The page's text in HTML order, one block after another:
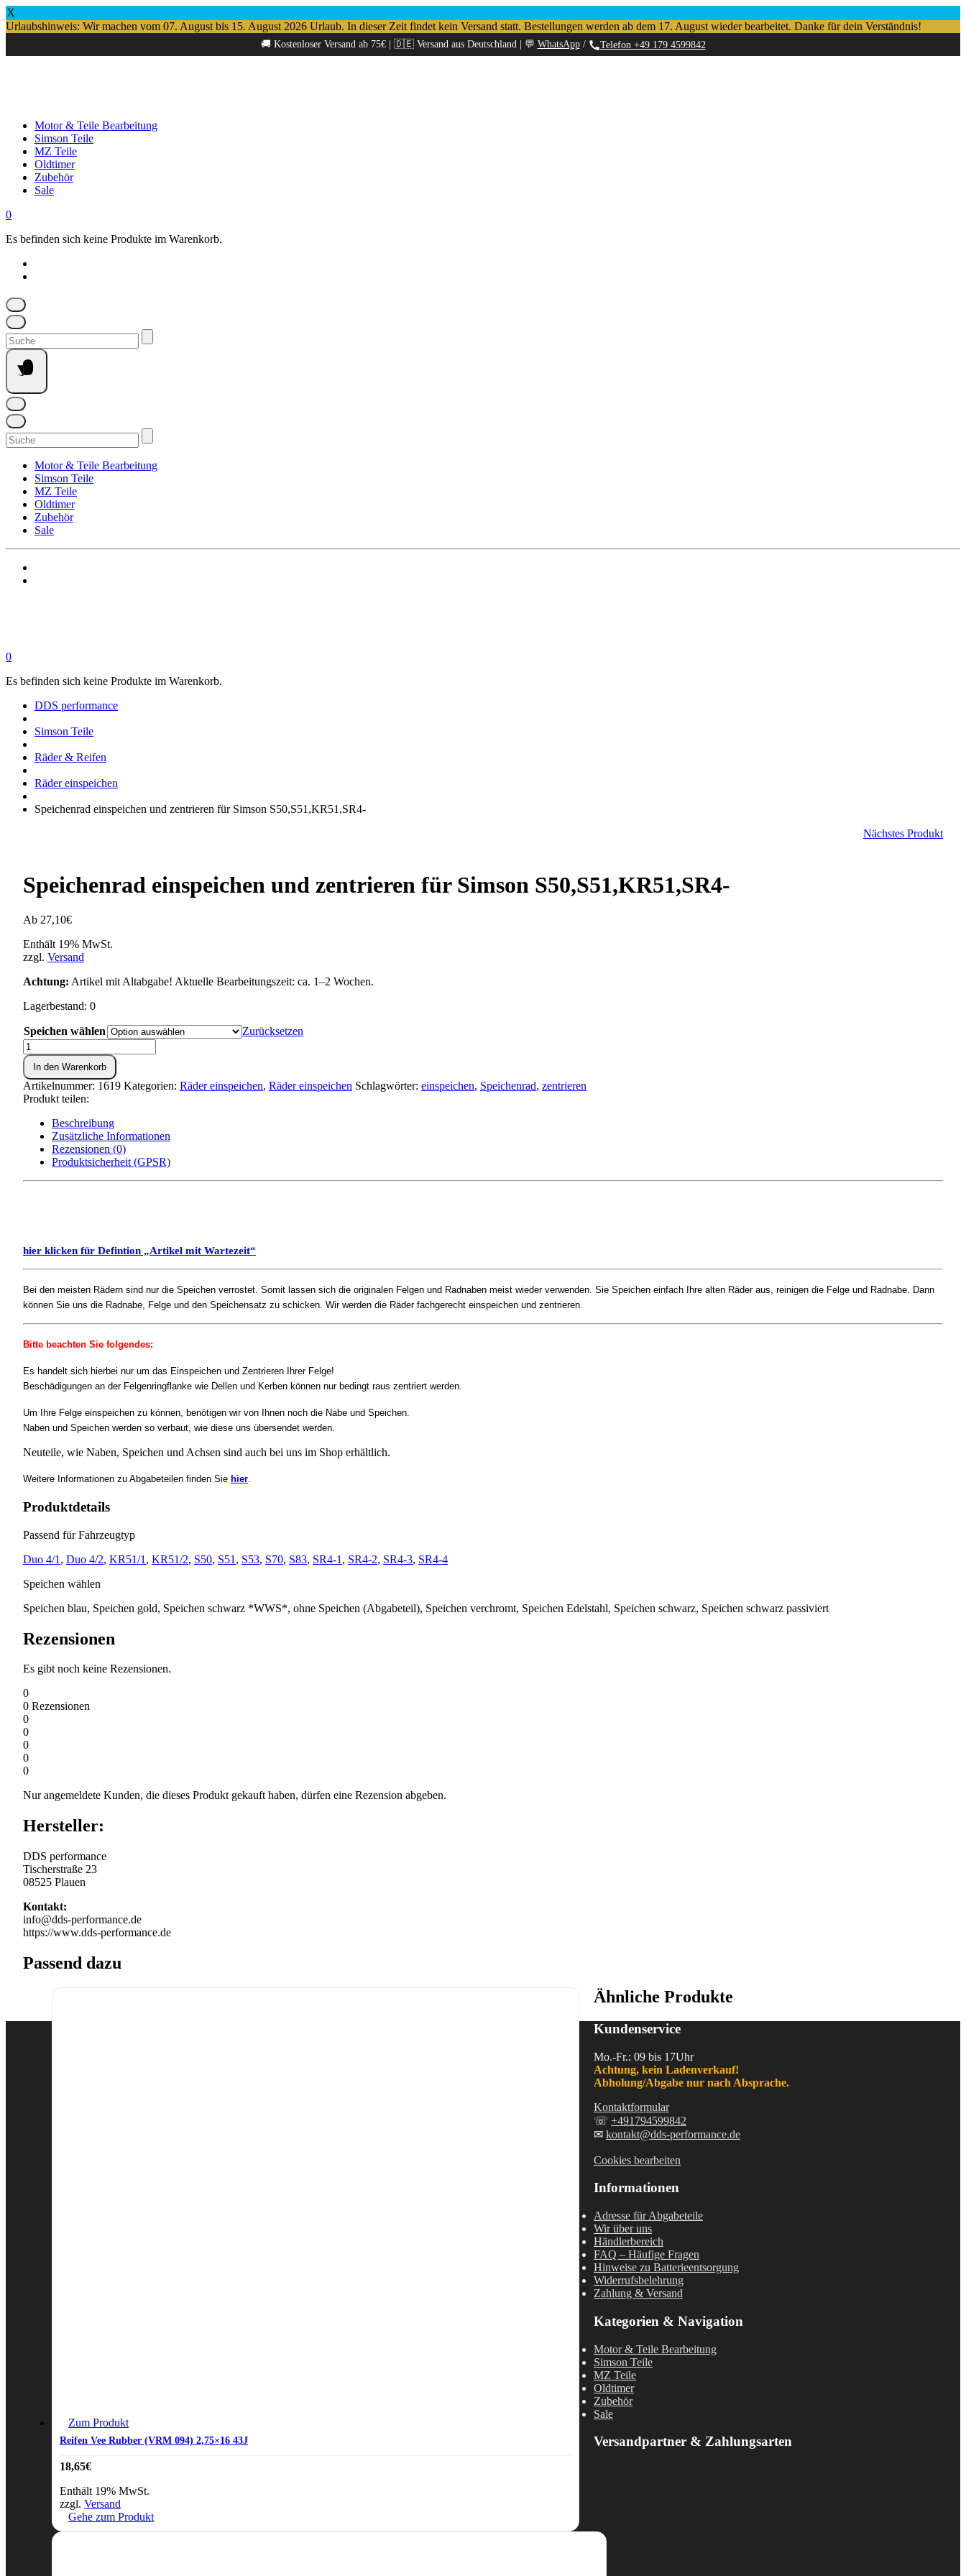
X
Urlaubshinweis: Wir machen vom 07. August bis 15. August 2026 Urlaub. In dieser Zeit findet kein Versand statt. Bestellungen werden ab dem 17. August wieder bearbeitet. Danke für dein Verständnis!
🚚 Kostenloser Versand ab 75€ | 🇩🇪 Versand aus Deutschland | 💬 WhatsApp/ Telefon +49 179 4599842
Motor & Teile Bearbeitung
Simson Teile
MZ Teile
Oldtimer
Zubehör
Sale
0
Es befinden sich keine Produkte im Warenkorb.
Suchen
nach:
Suchen
nach:
Motor & Teile Bearbeitung
Simson Teile
MZ Teile
Oldtimer
Zubehör
Sale
0
Es befinden sich keine Produkte im Warenkorb.
DDS performance
Simson Teile
Räder & Reifen
Räder einspeichen
Speichenrad einspeichen und zentrieren für Simson S50,S51,KR51,SR4-
Nächstes Produkt
Speichenrad einspeichen und zentrieren für Simson S50,S51,KR51,SR4-
Ab 27,10€
Enthält 19% MwSt.
zzgl. Versand
Achtung: Artikel mit Altabgabe! Aktuelle Bearbeitungszeit: ca. 1–2 Wochen.
Lagerbestand: 0
Speichen wählen
Zurücksetzen
Speichenrad
einspeichen
und
zentrieren
für
S50,S51,KR51,SR4-
Menge
In den Warenkorb
Artikelnummer: 1619 Kategorien: Räder einspeichen, Räder einspeichen Schlagwörter: einspeichen, Speichenrad, zentrieren
Produkt teilen:
Beschreibung
Zusätzliche Informationen
Rezensionen (0)
Produktsicherheit (GPSR)
hier klicken für Defintion „Artikel mit Wartezeit“
Bei den meisten Rädern sind nur die Speichen verrostet. Somit lassen sich die originalen Felgen und Radnaben meist wieder verwenden. Sie Speichen einfach Ihre alten Räder aus, reinigen die Felge und Radnabe. Dann
können Sie uns die Radnabe, Felge und den Speichensatz zu schicken. Wir werden die Räder fachgerecht einspeichen und zentrieren.
Bitte beachten Sie folgendes:
Es handelt sich hierbei nur um das Einspeichen und Zentrieren Ihrer Felge!
Beschädigungen an der Felgenringflanke wie Dellen und Kerben können nur bedingt raus zentriert werden.
Um Ihre Felge einspeichen zu können, benötigen wir von Ihnen noch die Nabe und Speichen.
Naben und Speichen werden so verbaut, wie diese uns übersendet werden.
Neuteile, wie Naben, Speichen und Achsen sind auch bei uns im Shop erhältlich.
Weitere Informationen zu Abgabeteilen finden Sie hier.
Produktdetails
Passend für Fahrzeugtyp
Duo 4/1 , Duo 4/2, KR51/1 , KR51/2, S50, S51 , S53, S70, S83, SR4-1 , SR4-2, SR4-3, SR4-4
Speichen wählen
Speichen blau, Speichen gold, Speichen schwarz *WWS*, ohne Speichen (Abgabeteil), Speichen verchromt, Speichen Edelstahl, Speichen schwarz, Speichen schwarz passiviert
Rezensionen
Es gibt noch keine Rezensionen.
0
0 Rezensionen
0
0
0
0
0
Nur angemeldete Kunden, die dieses Produkt gekauft haben, dürfen eine Rezension abgeben.
Hersteller:
DDS performance
Tischerstraße 23
08525 Plauen
Kontakt:
info@dds-performance.de
https://www.dds-performance.de
Passend dazu
Zum Produkt
Reifen Vee Rubber (VRM 094) 2,75×16 43J
18,65€
Enthält 19% MwSt.
zzgl. Versand
Gehe zum Produkt
Ähnliche Produkte
Kundenservice
Mo.-Fr.: 09 bis 17Uhr
Achtung, kein Ladenverkauf!
Abholung/Abgabe nur nach Absprache.
Kontaktformular
☏ +491794599842
✉ kontakt@dds-performance.de
Cookies bearbeiten
Informationen
Adresse für Abgabeteile
Wir über uns
Händlerbereich
FAQ – Häufige Fragen
Hinweise zu Batterieentsorgung
Widerrufsbelehrung
Zahlung & Versand
Kategorien & Navigation
Motor & Teile Bearbeitung
Simson Teile
MZ Teile
Oldtimer
Zubehör
Sale
Versandpartner & Zahlungsarten